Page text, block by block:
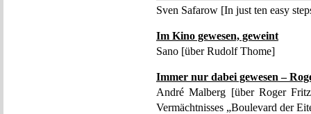
Sven Safarow [In just ten easy
Im Kino gewesen, geweint
Sano [über Rudolf Thome]
Immer nur dabei gewesen –
André Malberg [über Roger
Vermächtnisses „Boulevard der